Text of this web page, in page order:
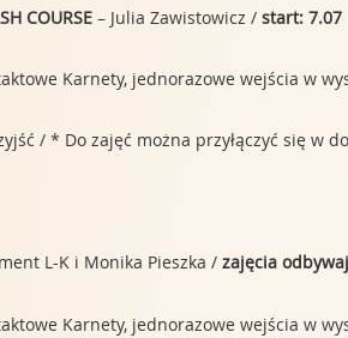
COURSE – Julia Zawistowicz / start: 7.07
Karnety, jednorazowe wejścia w
/ * Do zajęć można przyłączyć się w
L-K i Monika Pieszka / zajęcia
Karnety, jednorazowe wejścia w